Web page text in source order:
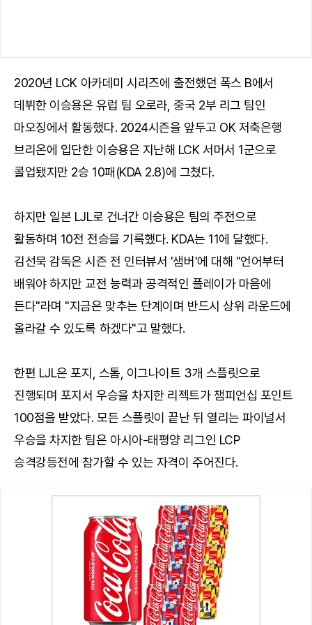
2020년 LCK 아카데미 시리즈에 출전했던 폭스 B에서
데뷔한 이승용은 유럽 팀 오로라, 중국 2부 리그 팀인
마오징에서 활동했다. 2024시즌을 앞두고 OK 저축은행
브리온에 입단한 이승용은 지난해 LCK 서머서 1군으로
콜업됐지만 2승 10패(KDA 2.8)에 그쳤다.
하지만 일본 LJL로 건너간 이승용은 팀의 주전으로
활동하며 10전 전승을 기록했다. KDA는 11에 달했다.
김선묵 감독은 시즌 전 인터뷰서 '샘버'에 대해 "언어부터
배워야 하지만 교전 능력과 공격적인 플레이가 마음에
든다"라며 "지금은 맞추는 단계이며 반드시 상위 라운드에
올라갈 수 있도록 하겠다"고 말했다.
한편 LJL은 포지, 스톰, 이그나이트 3개 스플릿으로
진행되며 포지서 우승을 차지한 리젝트가 챔피언십 포인트
100점을 받았다. 모든 스플릿이 끝난 뒤 열리는 파이널서
우승을 차지한 팀은 아시아-태평양 리그인 LCP
승격강등전에 참가할 수 있는 자격이 주어진다.